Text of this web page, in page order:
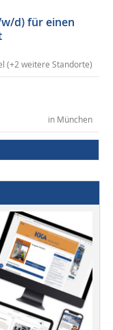
d) für einen
(+2 weitere Standorte)
in München